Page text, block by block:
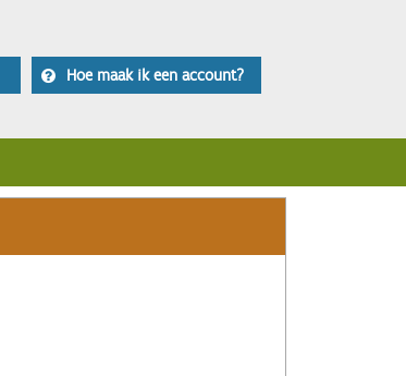
Hoe maak ik een account?